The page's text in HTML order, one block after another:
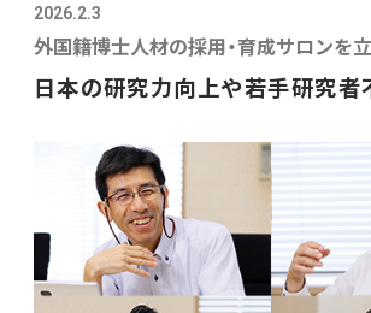
2026.2.3
外国籍博士人材の採用・育成サロンを
日本の研究力向上や若手研究者